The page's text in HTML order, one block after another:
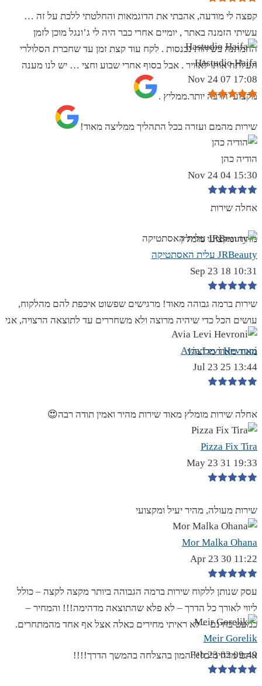
קפצה לי מודעה, אהבתי את הדוגמאות והחלטתי ללכת על זה …
עשיתי הזמנה באתר , יומיים אחרי כבר היה לי ג’ונגל מוכן לזמן
ההמתנה בשיחות נכנסות . לקח עוד קצת זמן עד שחברת הסלולרי
העלתה אותו לאוויר . אבל בסוף אחרי שבוע וחצי … יש לנו מענה
מקצועי הרבה יותר.ממליץ .
Hastudio Haifa
17:08 07 Nov 24
שירות מהמם ועזרה בכל התהליך ממליצה מאוד!
הודיה כהן
15:30 04 Nov 24
אחלה שירות
מהיר ומקצועי מומלץ
JRBeauty עלית האסתטיקה
10:31 18 Sep 23
שירות ברמה גבוהה מאוד! מרגישים שפשוט איכפת להם מהלקוח,
עושים הכל כדי שיהיה מרוצה ולא משחררים עד לתוצאה הרצויה, אני
מאוד מאוד מרוצה!
Avia Levi Hevroni
13:44 25 Jul 23
אחלה שירות מומלץ מאוד שירות מהיר ואמין תודה רבה😍
Pizza Fix Tira
19:33 31 May 23
שירות מעולה, מהיר יעיל ומקצועי
Mor Malka Ohana
11:22 30 Apr 23
עסק שנותן ללקוח שירות ברמה הגבוהה ביותר מקצה לקצה – כולל
ליווי לאורך כל הדרך – לא פלא שהתוצאה מדהימה!!! והמחיר –
כמעט בחינם – לא ראיתי מחירים כאלה אצל אף אחד מהמתחרים.
אתם מדהימים!!! המון בהצלחה בהמשך הדרך!!!!
Meir Gorelik
09:49 02 Feb 23